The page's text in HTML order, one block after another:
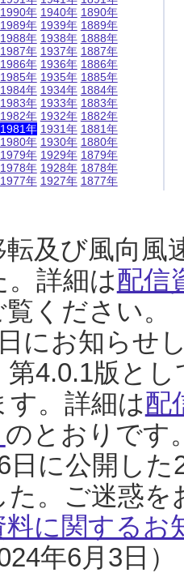
1990年
1989年
1988年
1987年
1986年
1985年
1984年
1983年
1982年
1981年
1980年
1979年
1978年
1977年
1940年
1939年
1938年
1937年
1936年
1935年
1934年
1933年
1932年
1931年
1930年
1929年
1928年
1927年
1890年
1889年
1888年
1887年
1886年
1885年
1884年
1883年
1882年
1881年
1880年
1879年
1878年
1877年
及び風向風
詳細は配信
覧ください。
にお知らせ
第4.0.1版と
す。詳細は配
のとおりです
日に公開し
た。ご迷惑
料に関するお
年6月3日）